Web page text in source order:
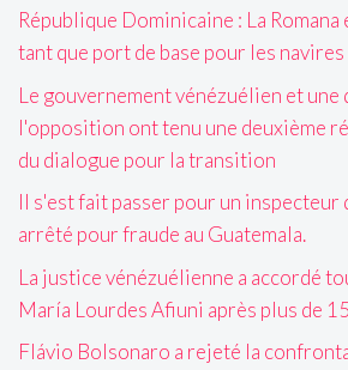
République Dominicaine : La
tant que port de base pour les
Le gouvernement vénézuélien et une
l'opposition ont tenu une deuxième
du dialogue pour la transition
Il s'est fait passer pour un inspecteur
arrêté pour fraude au Guatemala.
La justice vénézuélienne a accordé
María Lourdes Afiuni après plus de
Flávio Bolsonaro a rejeté la